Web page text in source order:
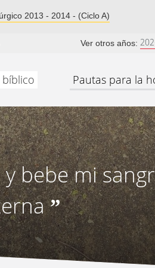
2013 - 2014 - (Ciclo A)
Ver otros años:
Pautas para la
bebe mi
”